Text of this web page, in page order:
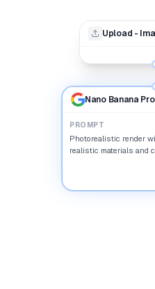
Upload -
Nano Banana Pro
PROMPT
Photorealistic render
realistic materials and